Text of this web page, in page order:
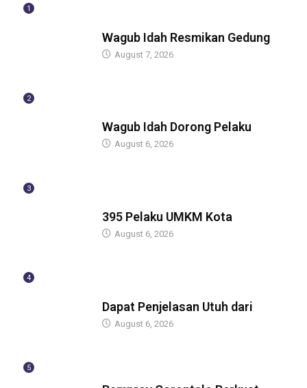
1
Wagub Idah Resmikan Gedung
August 7, 2026
2
Wagub Idah Dorong Pelaku
August 6, 2026
3
395 Pelaku UMKM Kota
August 6, 2026
4
Dapat Penjelasan Utuh dari
August 6, 2026
5